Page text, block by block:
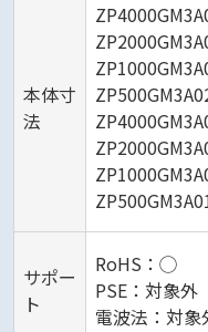
本体寸
法
サポー
ト
RoHS：◯
PSE：対象外
電波法：対象